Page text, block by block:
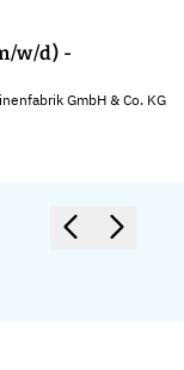
w/d) -
GmbH & Co. KG